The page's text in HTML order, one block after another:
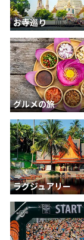
お寺巡り
グルメの旅
ラグジュアリー